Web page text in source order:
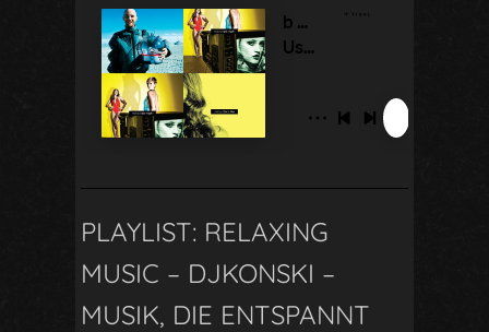
PLAYLIST: RELAXING
MUSIC – DJKONSKI –
MUSIK, DIE ENTSPANNT